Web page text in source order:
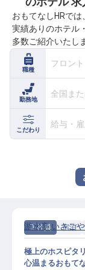
就職・転職
おもてなし
ご利用の流れ
よくある質問
ホテル・宿泊
おもてなしHRで
実績ありのホテル
多数ご紹介いたし
職種
フロン
勤務地
全国ま
こだわり
給与・
正社員 宿泊
游水亭 いさごや
極上のホスピタ
心温まるおもて